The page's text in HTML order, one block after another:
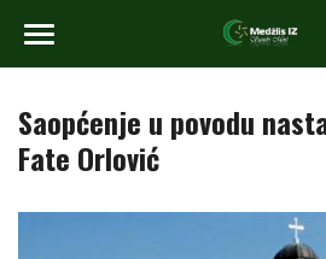
Saopćenje u povodu
Fate Orlović